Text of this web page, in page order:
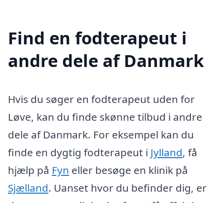
Find en fodterapeut i
andre dele af Danmark
Hvis du søger en fodterapeut uden for
Løve, kan du finde skønne tilbud i andre
dele af Danmark. For eksempel kan du
finde en dygtig fodterapeut i Jylland, få
hjælp på Fyn eller besøge en klinik på
Sjælland. Uanset hvor du befinder dig, er